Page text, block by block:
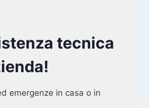
tecnica
emergenze in casa o in